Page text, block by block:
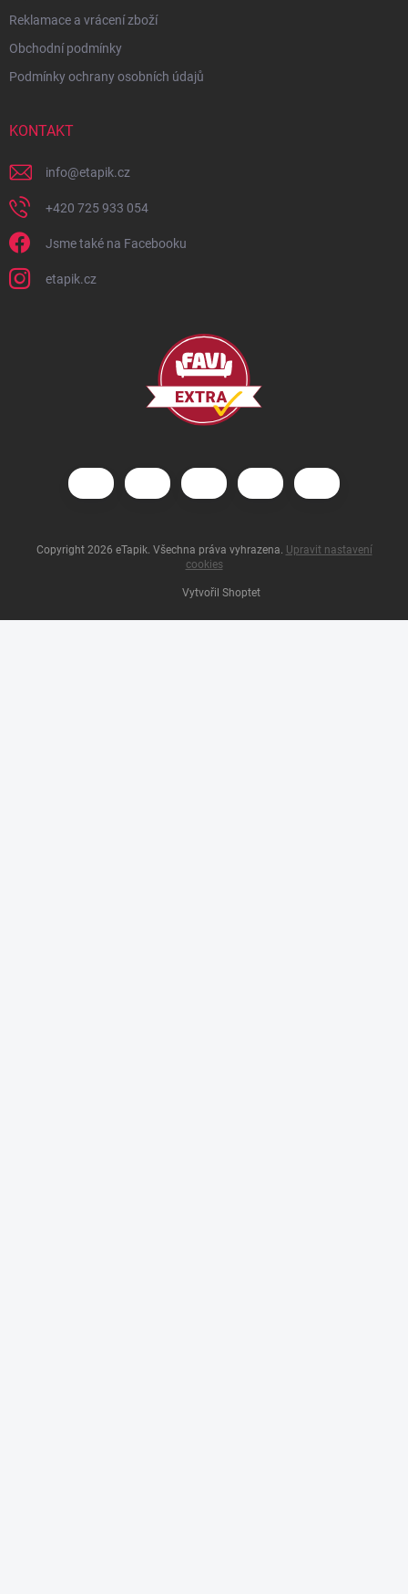
Reklamace a vrácení zboží
Obchodní podmínky
Podmínky ochrany osobních údajů
KONTAKT
info@etapik.cz
+420 725 933 054
Jsme také na Facebooku
etapik.cz
Vytvořil Shoptet
Copyright 2026 eTapik. Všechna práva vyhrazena. Upravit nastavení
cookies